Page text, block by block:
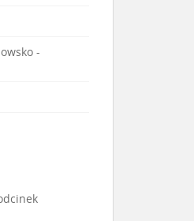
-